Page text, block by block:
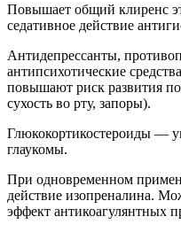
Повышает общий клиренс
седативное действие
Антидепрессанты,
антипсихотические
повышают риск развития
сухость во рту, запоры).
Глюкокортикостероиды —
глаукомы.
При одновременном
действие изопреналина.
эффект антикоагулянтных